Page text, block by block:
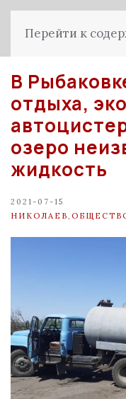
Перейти к
В
отдыха,
озеро
жидкость
2021-07-15
НИКОЛАЕВ